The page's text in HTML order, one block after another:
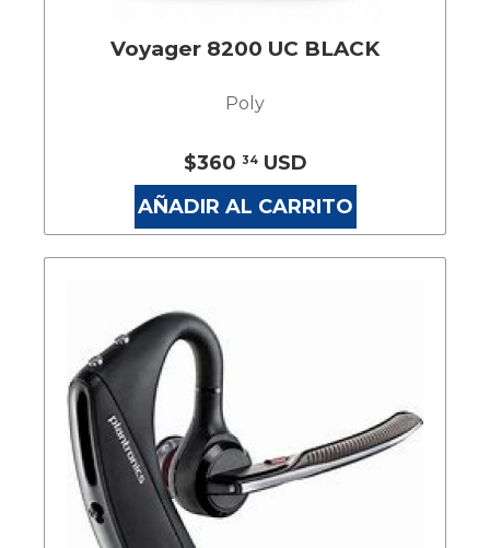
Voyager 8200 UC BLACK
Poly
$360 34USD
AÑADIR AL CARRITO